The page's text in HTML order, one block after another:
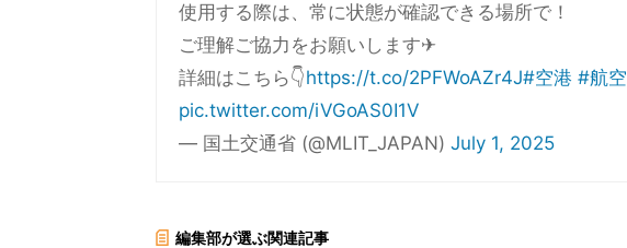
使用する際は、常に状態が確認できる場所で！
ご理解ご協力をお願いします✈
詳細はこちら👇https://t.co/2PFWoAZr4J#空港 #航空
pic.twitter.com/iVGoAS0I1V
— 国土交通省 (@MLIT_JAPAN) July 1, 2025
編集部が選ぶ関連記事